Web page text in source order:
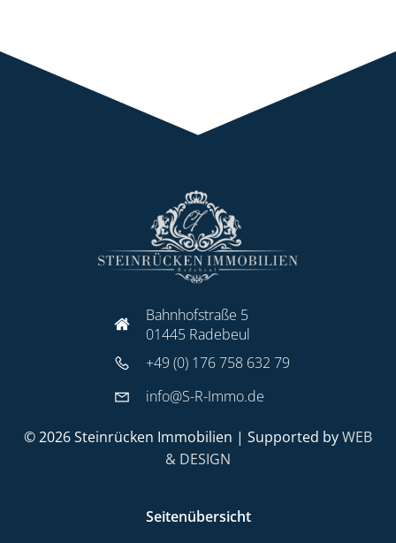
Bahnhofstraße 5
01445 Radebeul
+49 (0) 176 758 632 79
info@S-R-Immo.de
© 2026 Steinrücken Immobilien | Supported byWEB
& DESIGN
Seitenübersicht